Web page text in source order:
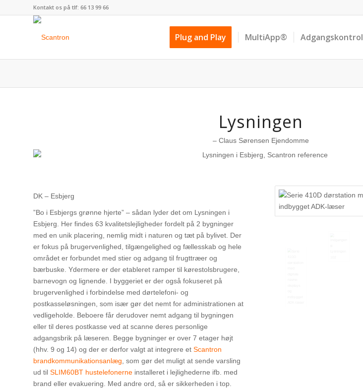
Kontakt os på tlf: 66 13 99 66
Plug and Play MultiApp® Adgangskontrol
Lysningen
– Claus Sørensen Ejendomme
DK – Esbjerg
”Bo i Esbjergs grønne hjerte” – sådan lyder det om Lysningen i
Esbjerg. Her findes 63 kvalitetslejligheder fordelt på 2 bygninger
med en unik placering, nemlig midt i naturen og tæt på bylivet. Der
er fokus på brugervenlighed, tilgængelighed og fællesskab og hele
området er forbundet med stier og adgang til frugttræer og
bærbuske. Ydermere er der etableret ramper til kørestolsbrugere,
barnevogn og lignende. I byggeriet er der også fokuseret på
brugervenlighed i forbindelse med dørtelefoni- og
postkasseløsningen, som især gør det nemt for administrationen at
vedligeholde. Beboere får derudover nemt adgang til bygningen
eller til deres postkasse ved at scanne deres personlige
adgangsbrik på læseren. Begge bygninger er over 7 etager højt
(hhv. 9 og 14) og der er derfor valgt at integrere et Scantron
brandkommunikationsanlæg , som gør det muligt at sende varsling
ud til SLIM60BT hustelefonerne installeret i lejlighederne ifb. med
brand eller evakuering. Med andre ord, så er sikkerheden i top.